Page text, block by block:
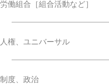
労働組合 ［組合活動など］
人権、ユニバーサル
制度、政治